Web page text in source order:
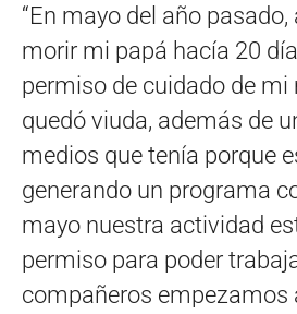
“En mayo del año
morir mi papá hacía 20
permiso de cuidado de mi
quedó viuda, además de
medios que tenía porque
generando un programa
mayo nuestra actividad
permiso para poder
compañeros empezamos